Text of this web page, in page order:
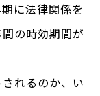
に法律関係を
の時効期間が
れるのか、い